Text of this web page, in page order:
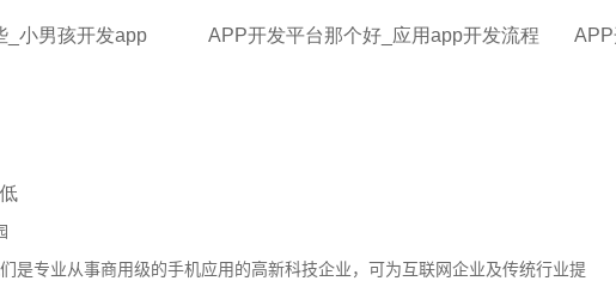
_小男孩开发app APP开发平台那个好_应用app开发流程
是专业从事商用级的手机应用的高新科技企业，可为互联网企业及传统行业提